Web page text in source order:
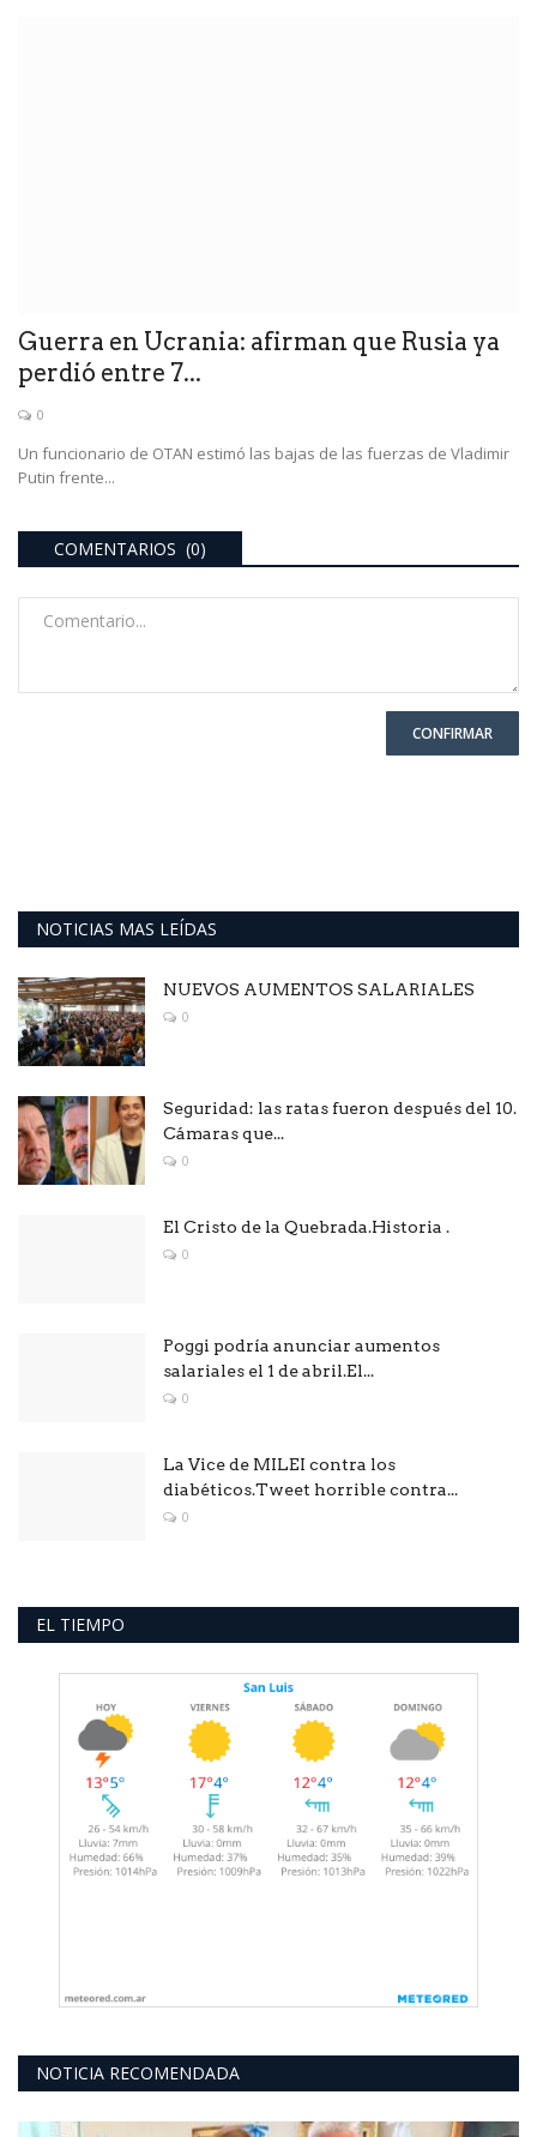
Guerra en Ucrania: afirman que Rusia ya
perdió entre 7...
0
Un funcionario de OTAN estimó las bajas de las fuerzas de Vladimir
Putin frente...
COMENTARIOS (0)
CONFIRMAR
NOTICIAS MAS LEÍDAS
NUEVOS AUMENTOS SALARIALES
0
Seguridad: las ratas fueron después del 10.
Cámaras que...
0
El Cristo de la Quebrada.Historia .
0
Poggi podría anunciar aumentos
salariales el 1 de abril.El...
0
La Vice de MILEI contra los
diabéticos.Tweet horrible contra...
0
EL TIEMPO
NOTICIA RECOMENDADA